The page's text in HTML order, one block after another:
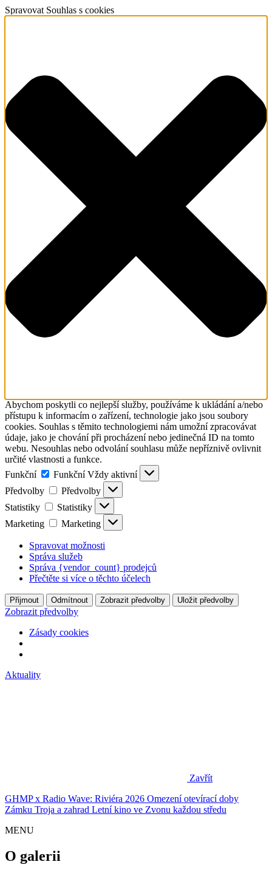
Spravovat Souhlas s cookies
Abychom poskytli co nejlepší služby, používáme k ukládání a/nebo
přístupu k informacím o zařízení, technologie jako jsou soubory
cookies. Souhlas s těmito technologiemi nám umožní zpracovávat
údaje, jako je chování při procházení nebo jedinečná ID na tomto
webu. Nesouhlas nebo odvolání souhlasu může nepříznivě ovlivnit
určité vlastnosti a funkce.
Funkční
Funkční Vždy aktivní
Předvolby
Předvolby
Statistiky
Statistiky
Marketing
Marketing
Spravovat možnosti
Správa služeb
Správa {vendor_count} prodejců
Přečtěte si více o těchto účelech
Přijmout Odmítnout Zobrazit předvolby Uložit předvolby
Zobrazit předvolby
Zásady cookies
Aktuality
Zavřít
GHMP x Radio Wave: Riviéra 2026 Omezení otevírací doby
Zámku Troja a zahrad Letní kino ve Zvonu každou středu
MENU
O galerii